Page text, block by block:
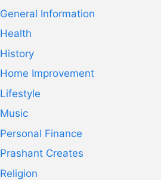
General Information
Health
History
Home Improvement
Lifestyle
Music
Personal Finance
Prashant Creates
Religion